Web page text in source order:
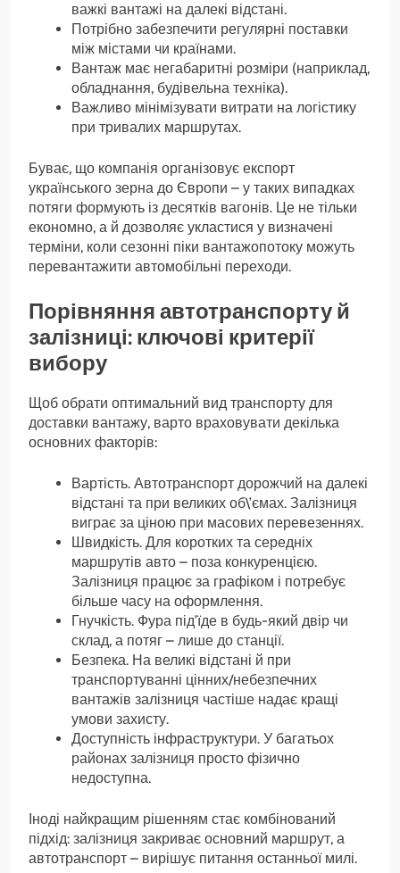
важкі вантажі на далекі відстані.
Потрібно забезпечити регулярні поставки
між містами чи країнами.
Вантаж має негабаритні розміри (наприклад,
обладнання, будівельна техніка).
Важливо мінімізувати витрати на логістику
при тривалих маршрутах.
Буває, що компанія організовує експорт
українського зерна до Європи – у таких випадках
потяги формують із десятків вагонів. Це не тільки
економно, а й дозволяє укластися у визначені
терміни, коли сезонні піки вантажопотоку можуть
перевантажити автомобільні переходи.
Порівняння автотранспорту й
залізниці: ключові критерії
вибору
Щоб обрати оптимальний вид транспорту для
доставки вантажу, варто враховувати декілька
основних факторів:
Вартість. Автотранспорт дорожчий на далекі
відстані та при великих об\’ємах. Залізниця
виграє за ціною при масових перевезеннях.
Швидкість. Для коротких та середніх
маршрутів авто – поза конкуренцією.
Залізниця працює за графіком і потребує
більше часу на оформлення.
Гнучкість. Фура під’їде в будь-який двір чи
склад, а потяг – лише до станції.
Безпека. На великі відстані й при
транспортуванні цінних/небезпечних
вантажів залізниця частіше надає кращі
умови захисту.
Доступність інфраструктури. У багатьох
районах залізниця просто фізично
недоступна.
Іноді найкращим рішенням стає комбінований
підхід: залізниця закриває основний маршрут, а
автотранспорт – вирішує питання останньої милі.